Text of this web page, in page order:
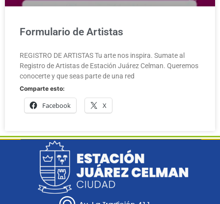
Formulario de Artistas
REGISTRO DE ARTISTAS Tu arte nos inspira. Sumate al
Registro de Artistas de Estación Juárez Celman. Queremos
conocerte y que seas parte de una red
Comparte esto:
Facebook X